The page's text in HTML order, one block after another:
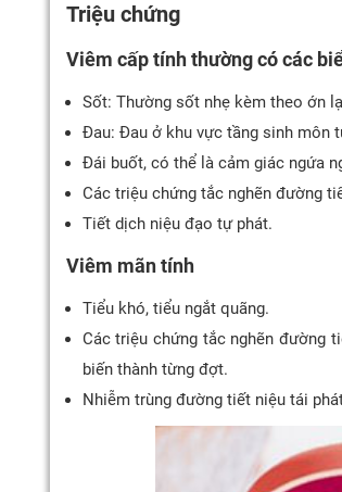
Triệu chứng
Viêm cấp tính thường có các
Sốt: Thường sốt nhẹ kèm theo ớn
Đau: Đau ở khu vực tầng sinh môn
Đái buốt, có thể là cảm giác ngứa
Các triệu chứng tắc nghẽn đường
Tiết dịch niệu đạo tự phát.
Viêm mãn tính
Tiểu khó, tiểu ngắt quãng.
Các triệu chứng tắc nghẽn đường
biến thành từng đợt.
Nhiễm trùng đường tiết niệu tái